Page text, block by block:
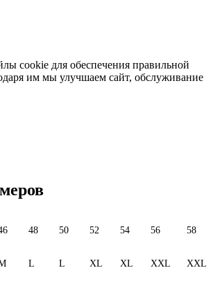
cookie для обеспечения правильной
им мы улучшаем сайт, обслуживание
48 50 52 54 56 58
L L XL XL XXL XXL